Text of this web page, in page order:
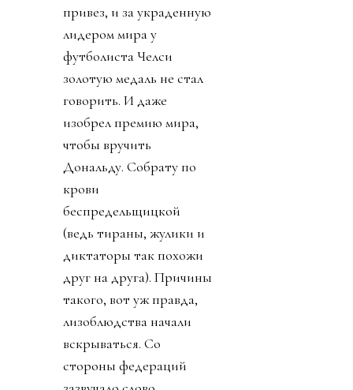
привез, и за украденную
лидером мира у
футболиста Челси
золотую медаль не стал
говорить. И даже
изобрел премию мира,
чтобы вручить
Дональду. Собрату по
крови
беспредельщицкой
(ведь тираны, жулики и
диктаторы так похожи
друг на друга). Причины
такого, вот уж правда,
лизоблюдства начали
вскрываться. Со
стороны федераций